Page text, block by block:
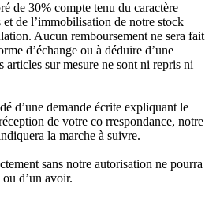
de 30% compte tenu du caractère
de l’immobilisation de notre stock
Aucun remboursement ne sera fait
d’échange ou à déduire d’une
articles sur mesure ne sont ni repris ni
d’une demande écrite expliquant le
de votre co rrespondance, notre
la marche à suivre.
sans notre autorisation ne pourra
d’un avoir.